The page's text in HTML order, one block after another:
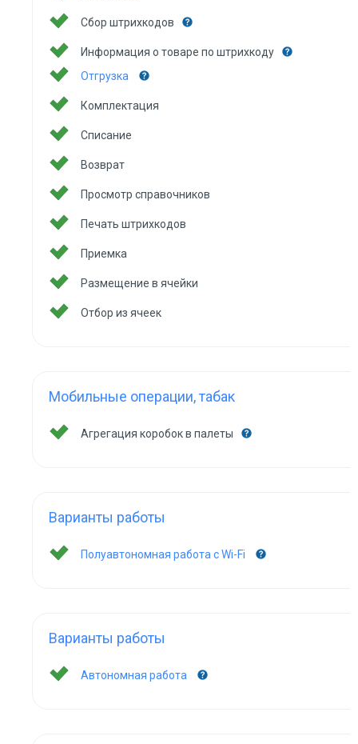
Сбор штрихкодов
Информация о товаре по штрихкоду
Отгрузка
Комплектация
Списание
Возврат
Просмотр справочников
Печать штрихкодов
Приемка
Размещение в ячейки
Отбор из ячеек
Мобильные операции, табак
Агрегация коробок в палеты
Варианты работы
Полуавтономная работа с Wi-Fi
Варианты работы
Автономная работа